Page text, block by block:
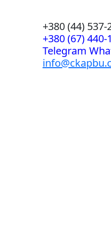
+380 (44) 537-
+380 (67) 440-
Telegram